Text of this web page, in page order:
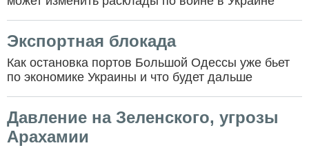
Экспортная блокада
Как остановка портов Большой Одессы уже бьет
по экономике Украины и что будет дальше
Давление на Зеленского, угрозы
Арахамии